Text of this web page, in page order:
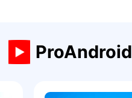
ProAndroid